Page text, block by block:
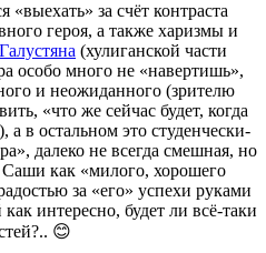
за счёт контраста
героя, а также харизмы и
(хулиганской части
особо много не «навертишь»,
и неожиданного (зрителю
«что же сейчас будет, когда
в остальном это студенчески-
далеко не всегда смешная, но
как «милого, хорошего
за «его» успехи руками
интересно, будет ли всё-таки
😊